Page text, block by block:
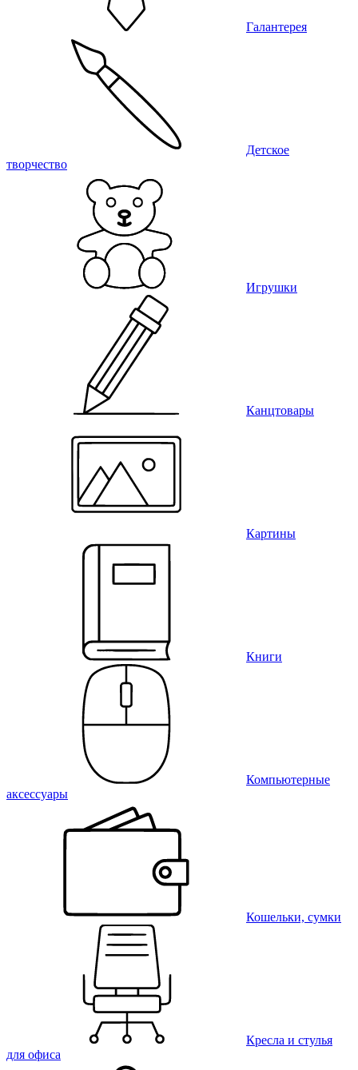
Галантерея
Детское
творчество
Игрушки
Канцтовары
Картины
Книги
Компьютерные
аксессуары
Кошельки, сумки
Кресла и стулья
для офиса